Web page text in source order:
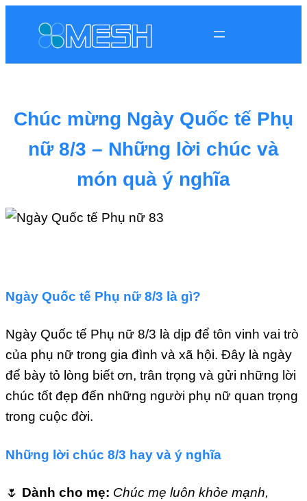
Chúc mừng Ngày Quốc tế Phụ
nữ 8/3 – Những lời chúc và
món quà ý nghĩa
Ngày Quốc tế Phụ nữ 8/3 là gì?
Ngày Quốc tế Phụ nữ 8/3 là dịp để tôn vinh vai trò
của phụ nữ trong gia đình và xã hội. Đây là ngày
để bày tỏ lòng biết ơn, trân trọng và gửi những lời
chúc tốt đẹp đến những người phụ nữ quan trọng
trong cuộc đời.
Những lời chúc 8/3 hay và ý nghĩa
🌷 Dành cho mẹ: Chúc mẹ luôn khỏe mạnh,